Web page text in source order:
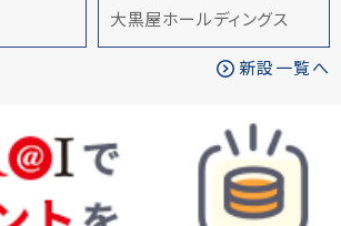
大黒屋ホールディングス
新設一覧へ